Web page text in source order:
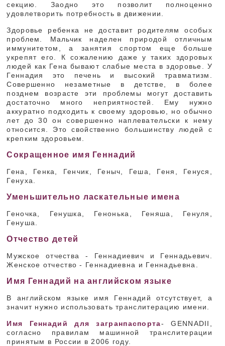
секцию. Заодно это позволит полноценно
удовлетворить потребность в движении.
Здоровье ребенка не доставит родителям особых
проблем. Мальчик наделен природой отличным
иммунитетом, а занятия спортом еще больше
укрепят его. К сожалению даже у таких здоровых
людей как Гена бывают слабые места в здоровье. У
Геннадия это печень и высокий травматизм.
Совершенно незаметные в детстве, в более
позднем возрасте эти проблемы могут доставить
достаточно много неприятностей. Ему нужно
аккуратно подходить к своему здоровью, но обычно
лет до 30 он совершенно наплевательски к нему
относится. Это свойственно большинству людей с
крепким здоровьем.
Сокращенное имя Геннадий
Гена, Генка, Генчик, Геныч, Геша, Геня, Генуся,
Генуха.
Уменьшительно ласкательные имена
Геночка, Генушка, Генонька, Геняша, Генуля,
Генуша.
Отчество детей
Мужское отчества - Геннадиевич и Геннадьевич.
Женское отчество - Геннадиевна и Геннадьевна.
Имя Геннадий на английском языке
В английском языке имя Геннадий отсутствует, а
значит нужно использовать транслитерацию имени.
Имя Геннадий для загранпаспорта- GENNADII,
согласно правилам машинной транслитерации
принятым в России в 2006 году.